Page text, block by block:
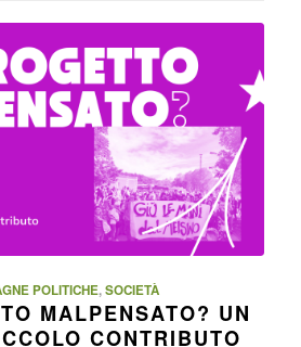
POLITICHE,SOCIETÀ
MALPENSATO? UN
CONTRIBUTO